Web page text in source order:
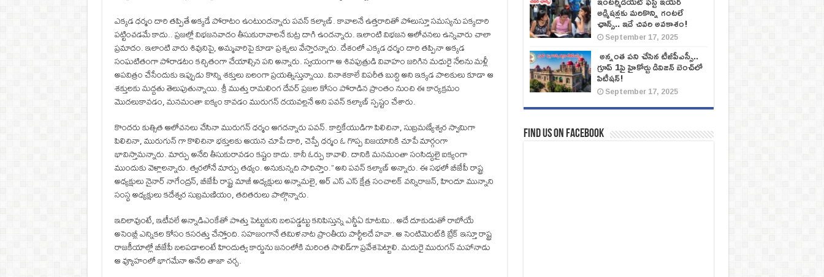
ఎక్కడ ధర్మం దారి తప్పితే అక్కడే పోరాటం ఉంటుందన్నారు పవన్ కల్యాణ్. కావాలనే ఉత్తరాదితో పోలుస్తూ సమస్యను పక్కదారి
పట్టించడమే కాదు.. ప్రజల్లో విభజనవాదం తీసుకురావాలనే కుట్ర దాగి ఉందన్నారు. ఇలాంటి విభజన ఆలోచనలు ఉన్నవారు చాలా
ప్రమాదం. ఇలాంటి వారు శివునిపై, అమ్మవారిపై కూడా ప్రశ్నలు వేస్తారన్నారు. దేశంలో ఎక్కడ ధర్మం దారి తప్పినా అక్కడ
సంఘటితంగా పోరాడటం కచ్చితంగా చేయాల్సిన పని అన్నారు. స్వయంగా ఆ శివపుత్రుడి వివాహం జరిగిన మధురై నేలను మళ్లీ
అపవిత్రం చేసేందుకు ఇప్పుడు కొన్ని శక్తులు బలంగా ప్రయత్నిస్తున్నాయి. వినాశకాలే విపరీత బుద్ది అని ఇక్కడ పాలకులు కూడా ఆ
శక్తులకు మద్దతు తెలుపుతున్నాయి. శ్రీ ముత్తు రామలింగ దేవర్ ప్రజల కోసం పోరాడిన ప్రాంతం నుంచి ఈ కార్యక్రమం
మొదలుకావడం, మనమంతా ఐక్యం కావడం మురుగన్ దయవల్లనే అని పవన్ కల్యాణ్ స్పష్టం చేశారు.
కొందరు కుత్సిత ఆలోచనలు చేసినా మురుగన్ ధర్మం ఆగదన్నారు పవన్. కార్తికేయుడిగా పిలిచినా, సుబ్రమణ్యేశ్వర స్వామిగా
పిలిచినా, మురుగున్ గా కొలిచినా భక్తులకు ఆయన చూపే దారి, చెప్పే ధర్మం ఓ గొప్ప విజయానికి చూపే మార్గంగా
భావిస్తామన్నారు. మార్పు అనేది తీసుకురావడం కష్టం కాదు. కానీ ఓర్పు కావాలి. దానికి మనమంతా సంసిద్ధులై ఐక్యంగా
ముందుకు వెళ్లాలన్నారు. త్వరలోనే మార్పు తథ్యం. అనుకున్నది సాధిస్తాం.’’ అని పవన్ కల్యాణ్ అన్నారు. ఈ సభలో బీజేపీ రాష్ట్ర
అధ్యక్షులు నైనార్ నాగేంద్రన్, బీజేపీ రాష్ట్ర మాజీ అధ్యక్షులు అన్నామలై, ఆర్ ఎస్ ఎస్ క్షేత్ర సంచాలక్ వన్నిరాజన్, హిందూ మున్నాని
సంస్థ అధ్యక్షులు కదేశ్వర సుబ్రమణియం, తదితరులు పాల్గొన్నారు.
ఇదిలావుంటే, ఇటీవలే అన్నాడిఎంకేతో పొత్తు పెట్టుకుని బలపడ్డట్టు కనిపిస్తున్న ఎన్డీఏ కూటమి.. అదే దూకుడుతో రాబోయే
అసెంబ్లీ ఎన్నికల కోసం కసరత్తు చేస్తోంది. సహజంగానే తమిళనాట ప్రాంతీయ పార్టీలదే హవా. ఆ సెంటిమెంట్‌కి బ్రేక్ ఇస్తూ రాష్ట్ర
రాజకీయాల్లో బీజేపీ బలపడాలంటే హిందుత్వ కార్డును జనంలోకి మరింత సాలిడ్‌గా ప్రవేశపెట్టాలి. మదురై మురుగన్ మహానాడు
ఆ వ్యూహంలో భాగమేనా అనేది తాజా చర్చ.
అడ్మిషన్లకు మరికొన్ని గంటలే
ఛాన్స్‌.. ఇదే చివరి అవకాశం!
September 17, 2025
అన్నంత పని చేసిన టీజీపీఎస్సీ..
గ్రూప్‌ 1పై హైకోర్టు డివిజన్‌ బెంచ్‌లో
పిటీషన్‌!
September 17, 2025
Find us on Facebook